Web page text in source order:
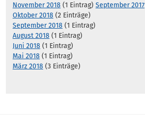
November 2018 (1 Eintrag)
Oktober 2018 (2 Einträge)
September 2018 (1 Eintrag)
August 2018 (1 Eintrag)
Juni 2018 (1 Eintrag)
Mai 2018 (1 Eintrag)
März 2018 (3 Einträge)
September 2017